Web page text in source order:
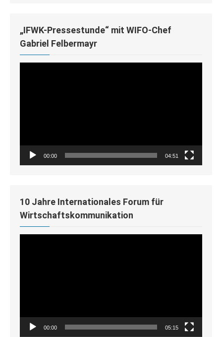
„IFWK-Pressestunde“ mit WIFO-Chef
Gabriel Felbermayr
00:00 04:51
10 Jahre Internationales Forum für
Wirtschaftskommunikation
00:00 05:15